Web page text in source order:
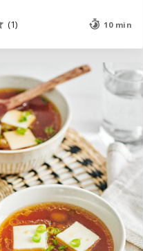
(1) 10 min
(1) 10 min
VOIR LA RECETTE